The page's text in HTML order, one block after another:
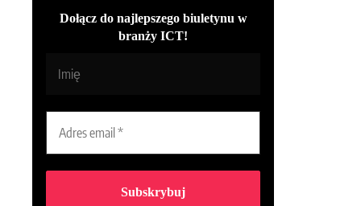
Dołącz do najlepszego biuletynu w
branży ICT!